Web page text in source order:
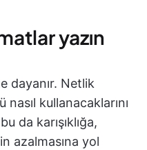
yazın
dayanır. Netlik
nasıl kullanacaklarını
da karışıklığa,
azalmasına yol